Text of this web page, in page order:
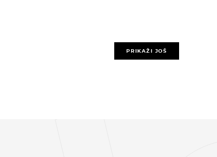
PRIKAŽI JOŠ